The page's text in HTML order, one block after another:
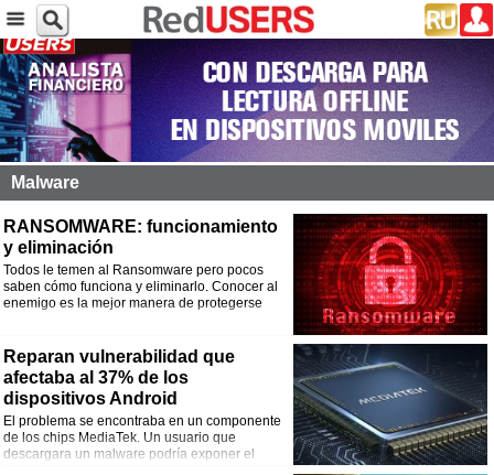
Malware
RANSOMWARE: funcionamiento
y eliminación
Todos le temen al Ransomware pero pocos
saben cómo funciona y eliminarlo. Conocer al
enemigo es la mejor manera de protegerse
Reparan vulnerabilidad que
afectaba al 37% de los
dispositivos Android
El problema se encontraba en un componente
de los chips MediaTek. Un usuario que
descargara un malware podría exponer el